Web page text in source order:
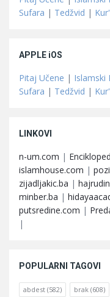
Sufara | Tedžvid |
APPLE iOS
Pitaj Učene | Islamski
Sufara | Tedžvid |
LINKOVI
n-um.com |
islamhouse.com |
zijadljakic.ba |
minber.ba |
putsredine.com |
|
POPULARNI TAGOVI
abdest (582) brak (608)